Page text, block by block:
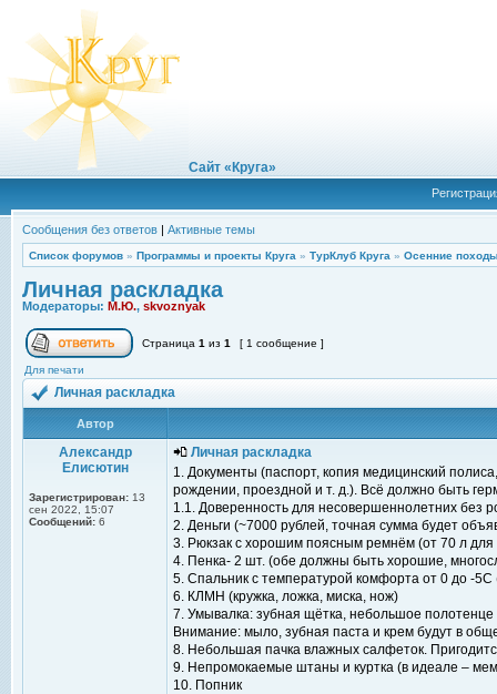
Сайт «Круга»
Сообщения без ответов | Активные темы
Список форумов » Программы и проекты Круга » ТурКлуб Круга » Осенние
Личная раскладка
Модераторы: М.Ю., skvoznyak
Страница 1 из 1 [ 1 сообщение ]
Для печати
Личная раскладка
Автор
Александр
Елисютин
Зарегистрирован: 13
сен 2022, 15:07
Сообщений: 6
Личная раскладка
1. Документы (паспорт, копия медицинский
рождении, проездной и т. д.). Всё должно быть
1.1. Доверенность для несовершеннолетних без
2. Деньги (~7000 рублей, точная сумма будет
3. Рюкзак с хорошим поясным ремнём (от 70 л
4. Пенка- 2 шт. (обе должны быть хорошие,
5. Спальник с температурой комфорта от 0 до -5С
6. КЛМН (кружка, ложка, миска, нож)
7. Умывалка: зубная щётка, небольшое
Внимание: мыло, зубная паста и крем будут в
8. Небольшая пачка влажных салфеток.
9. Непромокаемые штаны и куртка (в идеале –
10. Попник